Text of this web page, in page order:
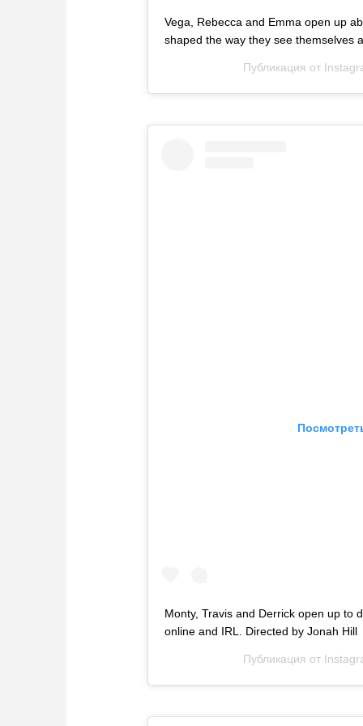
Vega, Rebecca and Emma open up
shaped the way they see themselves
Публикация от
Monty, Travis and Derrick open up to
online and IRL. Directed by Jonah Hill
Публикация от